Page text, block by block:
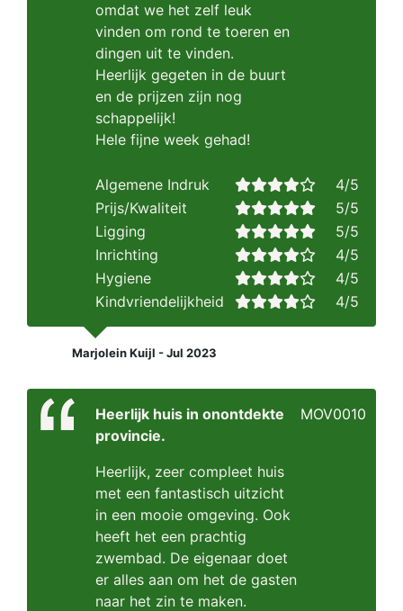
omdat we het zelf leuk
vinden om rond te toeren en
dingen uit te vinden.
Heerlijk gegeten in de buurt
en de prijzen zijn nog
schappelijk!
Hele fijne week gehad!
Algemene Indruk
4/5
Prijs/Kwaliteit
5/5
Ligging
5/5
Inrichting
4/5
Hygiene
4/5
Kindvriendelijkheid
4/5
Marjolein Kuijl - Jul 2023
Heerlijk huis in onontdekte
provincie.
Heerlijk, zeer compleet huis
met een fantastisch uitzicht
in een mooie omgeving. Ook
heeft het een prachtig
zwembad. De eigenaar doet
er alles aan om het de gasten
naar het zin te maken.
MOV0010